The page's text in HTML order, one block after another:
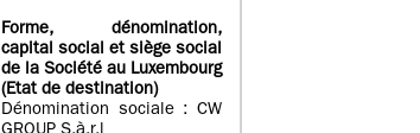
Forme, dénomination,
capital social et siège social
de la Société au Luxembourg
(Etat de destination)
Dénomination sociale : CW